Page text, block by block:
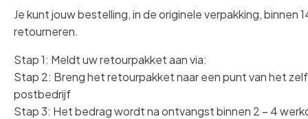
Je kunt jouw bestelling, in de originele verpakking, binnen
retourneren.
Stap 1: Meldt uw retourpakket aan via:
Stap 2: Breng het retourpakket naar een punt van het
postbedrijf
Stap 3: Het bedrag wordt na ontvangst binnen 2 – 4